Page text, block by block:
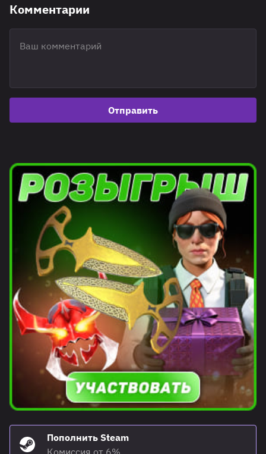
Комментарии
Отправить
Пополнить Steam
Комиссия от 6%